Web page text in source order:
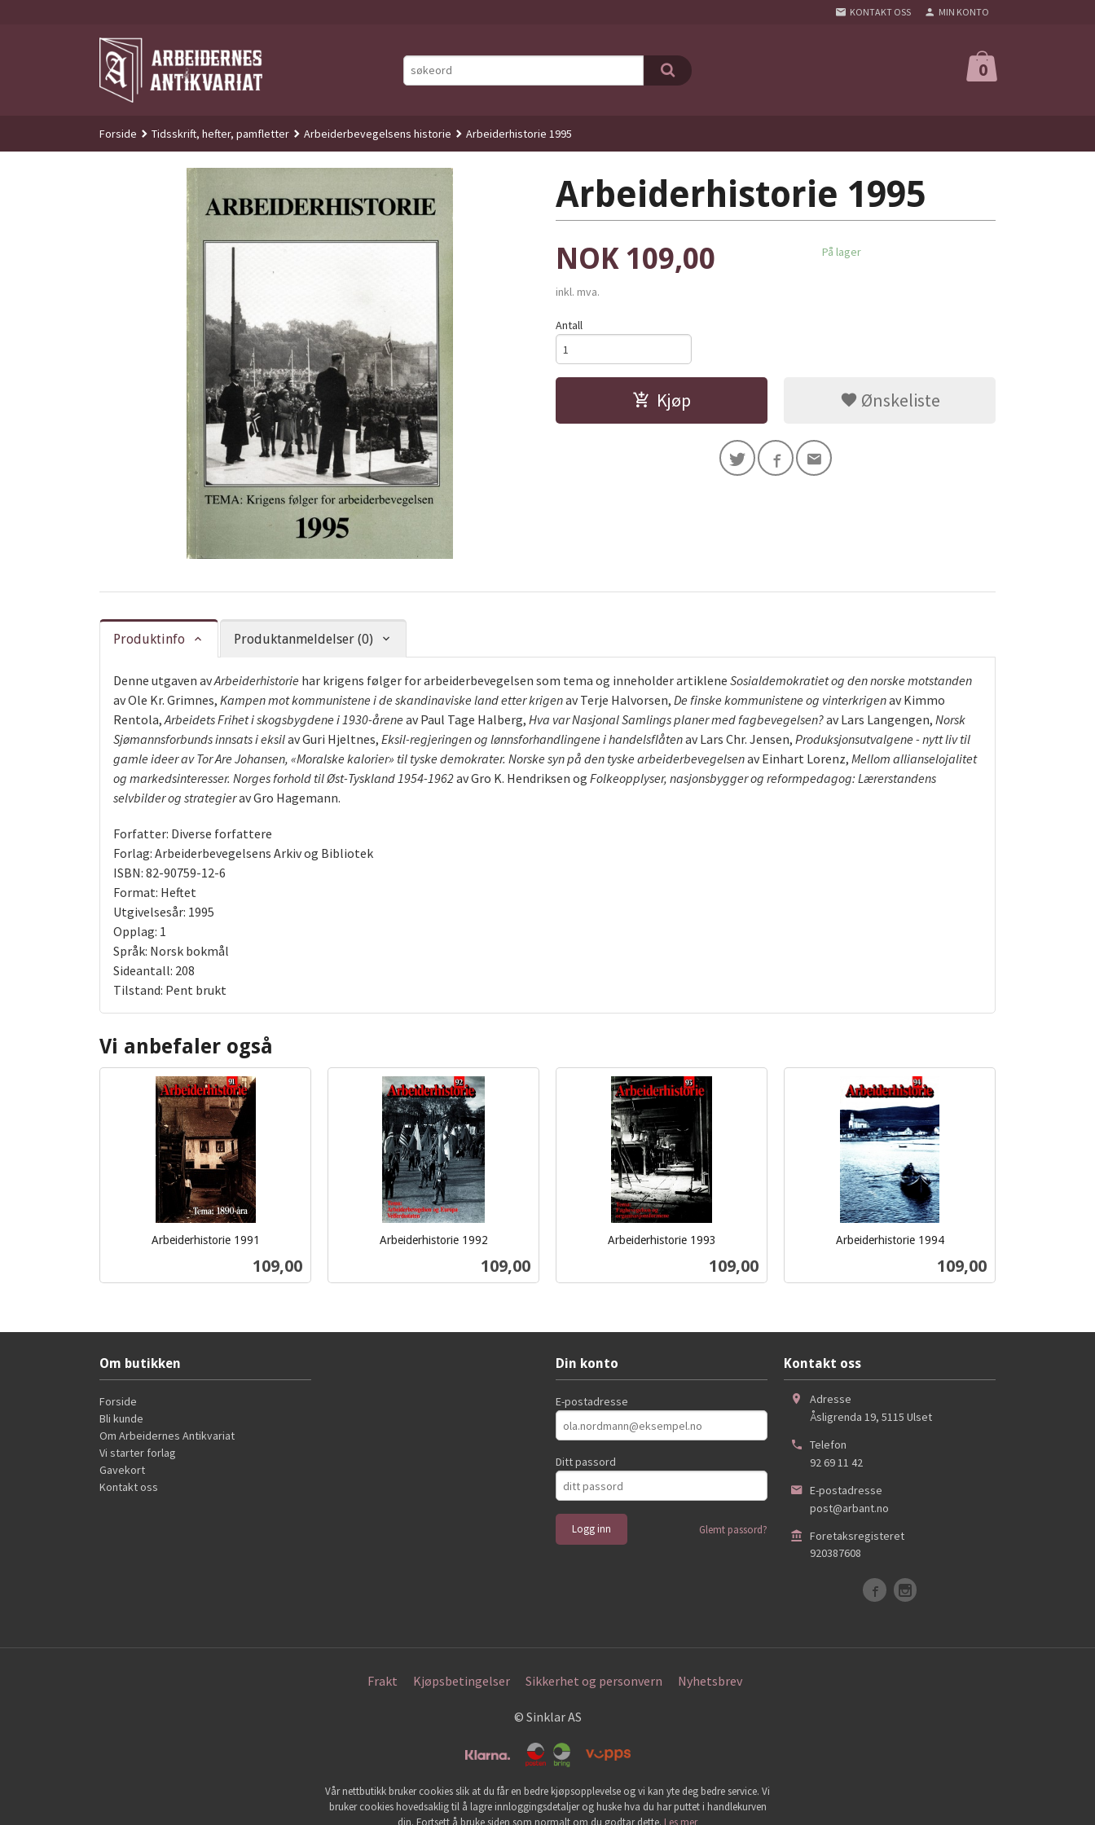
KONTAKT OSS MIN KONTO
0
Forside Tidsskrift, hefter, pamfletter Arbeiderbevegelsens historie Arbeiderhistorie 1995
Arbeiderhistorie 1995
Pris
NOK 109,00
inkl. mva.
På lager
Antall
Kjøp Ønskeliste
Produktinfo Produktanmeldelser (0)
Denne utgaven avArbeiderhistorie har krigens følger for arbeiderbevegelsen som tema og inneholder artiklene Sosialdemokratiet og den norske motstanden
av Ole Kr. Grimnes, Kampen mot kommunistene i de skandinaviske land etter krigenav Terje Halvorsen, De finske kommunistene og vinterkrigenav Kimmo
Rentola,Arbeidets Frihet i skogsbygdene i 1930-årene av Paul Tage Halberg, Hva var Nasjonal Samlings planer med fagbevegelsen?av Lars Langengen, Norsk
Sjømannsforbunds innsats i eksilav Guri Hjeltnes, Eksil-regjeringen og lønnsforhandlingene i handelsflåtenav Lars Chr. Jensen, Produksjonsutvalgene - nytt liv til
gamle ideer av Tor Are Johansen, «Moralske kalorier» til tyske demokrater. Norske syn på den tyske arbeiderbevegelsenav Einhart Lorenz, Mellom allianselojalitet
og markedsinteresser. Norges forhold til Øst-Tyskland 1954-1962av Gro K. Hendriksen og Folkeopplyser, nasjonsbygger og reformpedagog: Lærerstandens
selvbilder og strategierav Gro Hagemann.
Forfatter: Diverse forfattere
Forlag: Arbeiderbevegelsens Arkiv og Bibliotek
ISBN: 82-90759-12-6
Format: Heftet
Utgivelsesår: 1995
Opplag: 1
Språk: Norsk bokmål
Sideantall: 208
Tilstand: Pent brukt
Vi anbefaler også
Arbeiderhistorie 1991
Pris
109,00
Arbeiderhistorie 1992
Pris
109,00
Arbeiderhistorie 1993
Pris
109,00
Arbeiderhistorie 1994
Pris
109,00
Om butikken
Forside
Bli kunde
Om Arbeidernes Antikvariat
Vi starter forlag
Gavekort
Kontakt oss
Din konto
E-postadresse
Ditt passord
Glemt passord?
Kontakt oss
Adresse
Åsligrenda 19, 5115 Ulset
Telefon
92 69 11 42
E-postadresse
post@arbant.no
Foretaksregisteret
920387608
Frakt Kjøpsbetingelser Sikkerhet og personvern Nyhetsbrev
© Sinklar AS
Vår nettbutikk bruker cookies slik at du får en bedre kjøpsopplevelse og vi kan yte deg bedre service. Vi
bruker cookies hovedsaklig til å lagre innloggingsdetaljer og huske hva du har puttet i handlekurven
din. Fortsett å bruke siden som normalt om du godtar dette. Les mer